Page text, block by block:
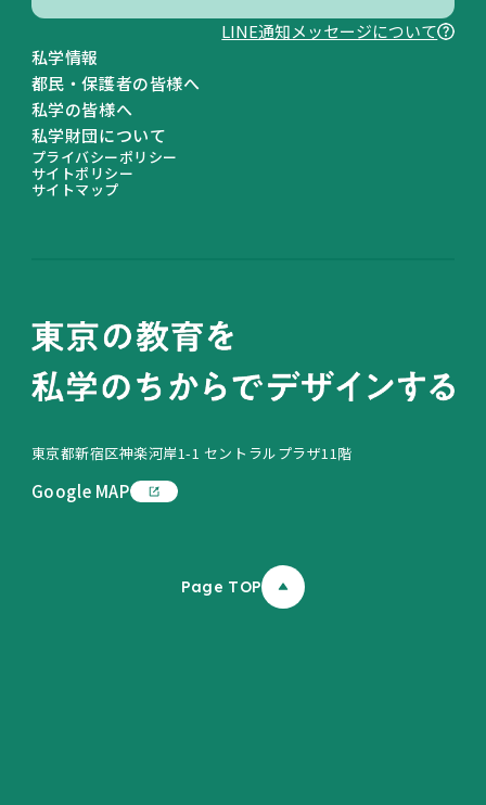
東京都新宿区神楽河岸1-1 セントラルプラザ11階
Google MAP
Page TOP
私学情報
都民・保護者の皆様へ
私学の皆様へ
私学財団について
プライバシーポリシー
サイトポリシー
サイトマップ
LINE通知メッセージについて